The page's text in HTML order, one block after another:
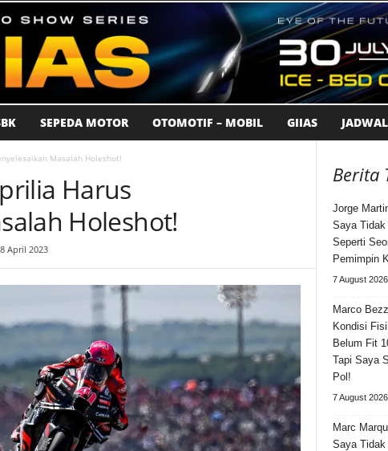
SEPEDA MOTOR OTOMOTIF – MOBIL GIIAS
Masalah Holeshot!
Harus
Holeshot!
April 2023
Berita
Jorge
Saya Tidak
Seperti
Pemimpin
7 August 2026
Marco
Kondisi
Belum Fit
Tapi Saya
Pol!
7 August 2026
Marc
Saya Tidak